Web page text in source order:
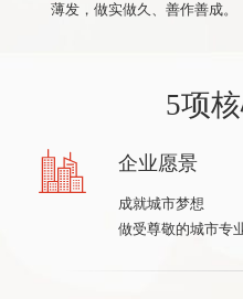
薄发，做实做久、善作善成。
5项
企业愿景
成就城市梦想
做受尊敬的城市专